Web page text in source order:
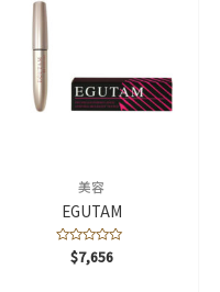
美容
EGUTAM
$7,656